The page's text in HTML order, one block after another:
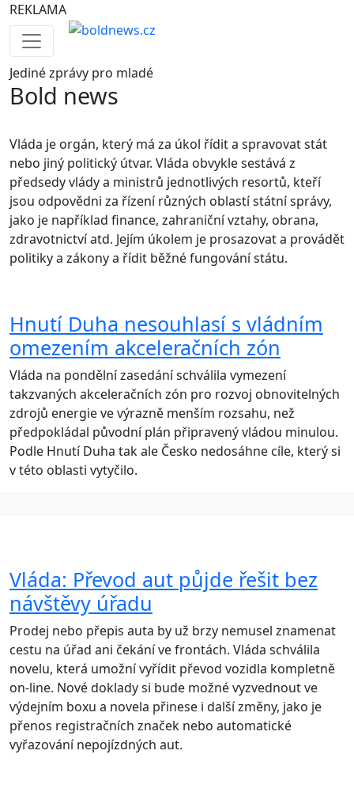
REKLAMA
Jedinézprávy pro mladé
Bold news
Vláda je orgán, který má za úkol řídit a spravovat stát
nebo jiný politický útvar. Vláda obvykle sestává z
předsedy vlády a ministrů jednotlivých resortů, kteří
jsou odpovědni za řízení různých oblastí státní správy,
jako je například finance, zahraniční vztahy, obrana,
zdravotnictví atd. Jejím úkolem je prosazovat a provádět
politiky a zákony a řídit běžné fungování státu.
Hnutí Duha nesouhlasí s vládním
omezením akceleračních zón
Vláda na pondělní zasedání schválila vymezení
takzvaných akceleračních zón pro rozvoj obnovitelných
zdrojů energie ve výrazně menším rozsahu, než
předpokládal původní plán připravený vládou minulou.
Podle Hnutí Duha tak ale Česko nedosáhne cíle, který si
v této oblasti vytyčilo.
Vláda: Převod aut půjde řešit bez
návštěvy úřadu
Prodej nebo přepis auta by už brzy nemusel znamenat
cestu na úřad ani čekání ve frontách. Vláda schválila
novelu, která umožní vyřídit převod vozidla kompletně
on-line. Nové doklady si bude možné vyzvednout ve
výdejním boxu a novela přinese i další změny, jako je
přenos registračních značek nebo automatické
vyřazování nepojízdných aut.